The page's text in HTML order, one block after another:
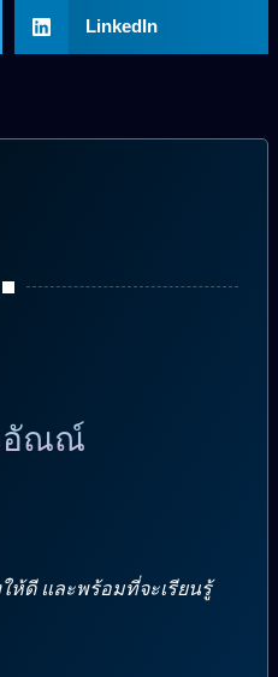
LinkedIn
อัณณ์
ห้ดี และพร้อมที่จะเรียนรู้